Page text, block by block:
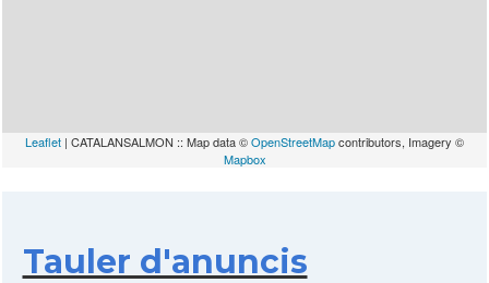
Leaflet | CATALANSALMON :: Map data ©OpenStreetMapcontributors, Imagery ©
Mapbox
Tauler d'anuncis